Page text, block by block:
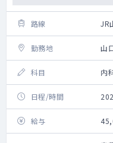
路線 JR
勤務地 山
科目 内
日程/時間
給与